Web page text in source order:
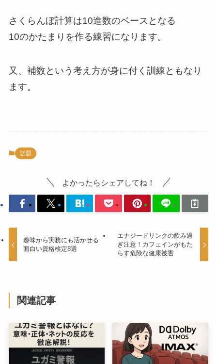
さくらんぼ計算は10進数のベースとなる
10のかたまりを作る練習になります。
又、補数という考え方が身に付く訓練ともなり
ます。
話題
よかったらシェアしてね！
趣味から実務にも活かせる
面白い資格検定8選
エナジードリンクの飲み過
ぎ注意！カフェインがもた
らす危険な健康被害
関連記事